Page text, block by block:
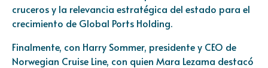
cruceros y la relevancia estratégica del estado para el
crecimiento de Global Ports Holding.
Finalmente, con Harry Sommer, presidente y CEO de
Norwegian Cruise Line, con quien Mara Lezama destacó